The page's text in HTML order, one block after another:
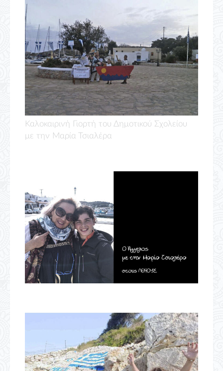
Καλοκαιρινή Γιορτή του Δημοτικού Σχολείου
με την Μαρία Τσιαλέρα